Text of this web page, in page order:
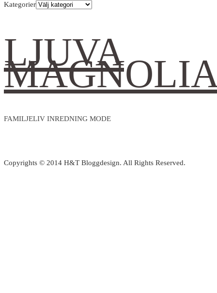
Kategorier
LJUVA
FAMILJELIV INREDNING MODE
Copyrights © 2014 H&T Bloggdesign. All Rights Reserved.